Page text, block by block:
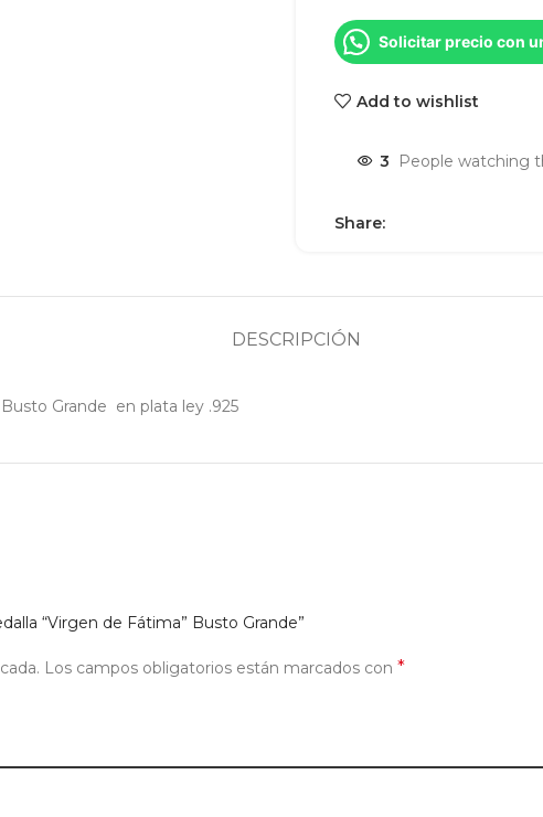
Solicitar precio con
Add to wishlist
3 People watching
Share:
DESCRIPCIÓN
Grande en plata ley .925
“Virgen de Fátima” Busto Grande”
Los campos obligatorios están marcados con *